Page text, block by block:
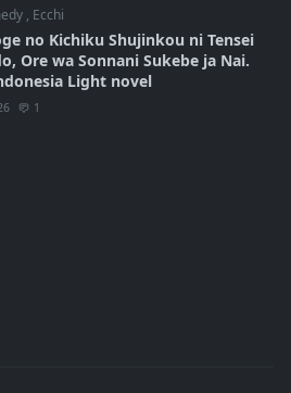
, Ecchi
no Kichiku Shujinkou ni Tensei
Ore wa Sonnani Sukebe ja Nai.
Light novel
1